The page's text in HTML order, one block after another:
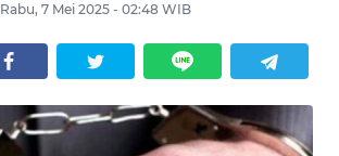
Rabu, 7 Mei 2025 - 02:48 WIB